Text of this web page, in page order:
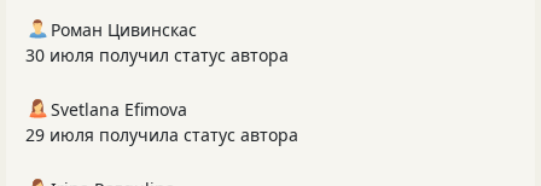
Роман Цивинскас
30 июля получил статус автора
Svetlana Efimova
29 июля получила статус автора